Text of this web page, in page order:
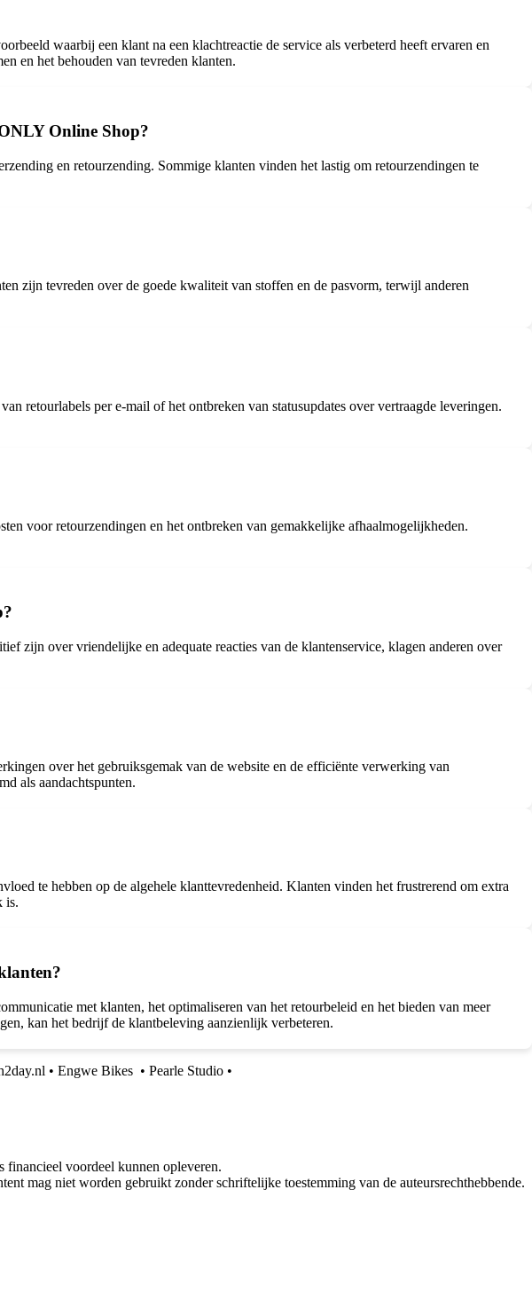
waarbij een klant na een klachtreactie de service als verbeterd heeft ervaren en
en het behouden van tevreden klanten.
Online Shop?
en retourzending. Sommige klanten vinden het lastig om retourzendingen te
zijn tevreden over de goede kwaliteit van stoffen en de pasvorm, terwijl anderen
retourlabels per e-mail of het ontbreken van statusupdates over vertraagde leveringen.
voor retourzendingen en het ontbreken van gemakkelijke afhaalmogelijkheden.
zijn over vriendelijke en adequate reacties van de klantenservice, klagen anderen over
over het gebruiksgemak van de website en de efficiënte verwerking van
als aandachtspunten.
te hebben op de algehele klanttevredenheid. Klanten vinden het frustrerend om extra
is.
met klanten, het optimaliseren van het retourbeleid en het bieden van meer
kan het bedrijf de klantbeleving aanzienlijk verbeteren.
• Engwe Bikes • Pearle Studio •
financieel voordeel kunnen opleveren.
mag niet worden gebruikt zonder schriftelijke toestemming van de auteursrechthebbende.